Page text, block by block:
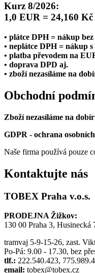
Kurz 8/2026:
1,0 EUR = 24,160 Kč
• plátce DPH = nákup bez
• neplátce DPH = nákup
• platba převodem na
• doprava DPD aj.
• zboží nezasíláme na
Obchodní
Zboží nezasíláme na
GDPR - ochrana
Naše firma používá pouze
Kontaktujte nás
TOBEX Praha v.o.s.
PRODEJNA Žižkov:
130 00 Praha 3, Husinecká
tramvaj 5-9-15-26, zast.
Po-Pá: 9.00 - 17.30, bez
tlf.: 222.540.423,
email: tobex@tobex.cz